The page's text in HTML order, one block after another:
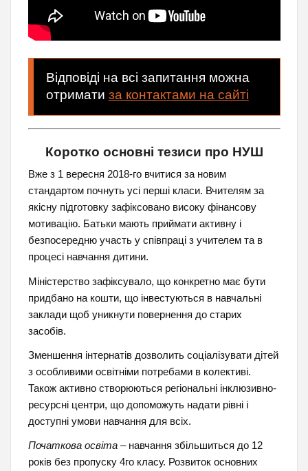
Відповіді на всі запитання можна
отримати за контактами на сайті
Коротко основні тезиси про НУШ
Вже з 1 вересня 2018-го вчитися за новим
стандартом почнуть усі перші класи. Вчителям за
якісну підготовку зафіксовано високу фінансову
мотивацію. Батьки мають приймати активну і
безпосередню участь у співпраці з учителем та в
процесі навчання дитини.
Міністерство зафіксувало, що конкретно має бути
придбано на кошти, що інвестуються в навчальні
заклади щоб уникнути повернення до старих
засобів.
Зменшення інтернатів дозволить соціалізувати дітей
з особливими освітніми потребами в колективі.
Також активно створюються регіональні інклюзивно-
ресурсні центри, що допоможуть надати рівні і
доступні умови навчання для всіх.
Початкова освіта– навчання збільшиться до 12
років без пропуску 4го класу. Розвиток основних